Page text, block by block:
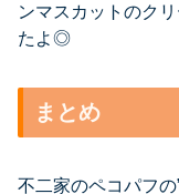
ンマスカットのク
たよ◎
まとめ
不二家のペコパフの